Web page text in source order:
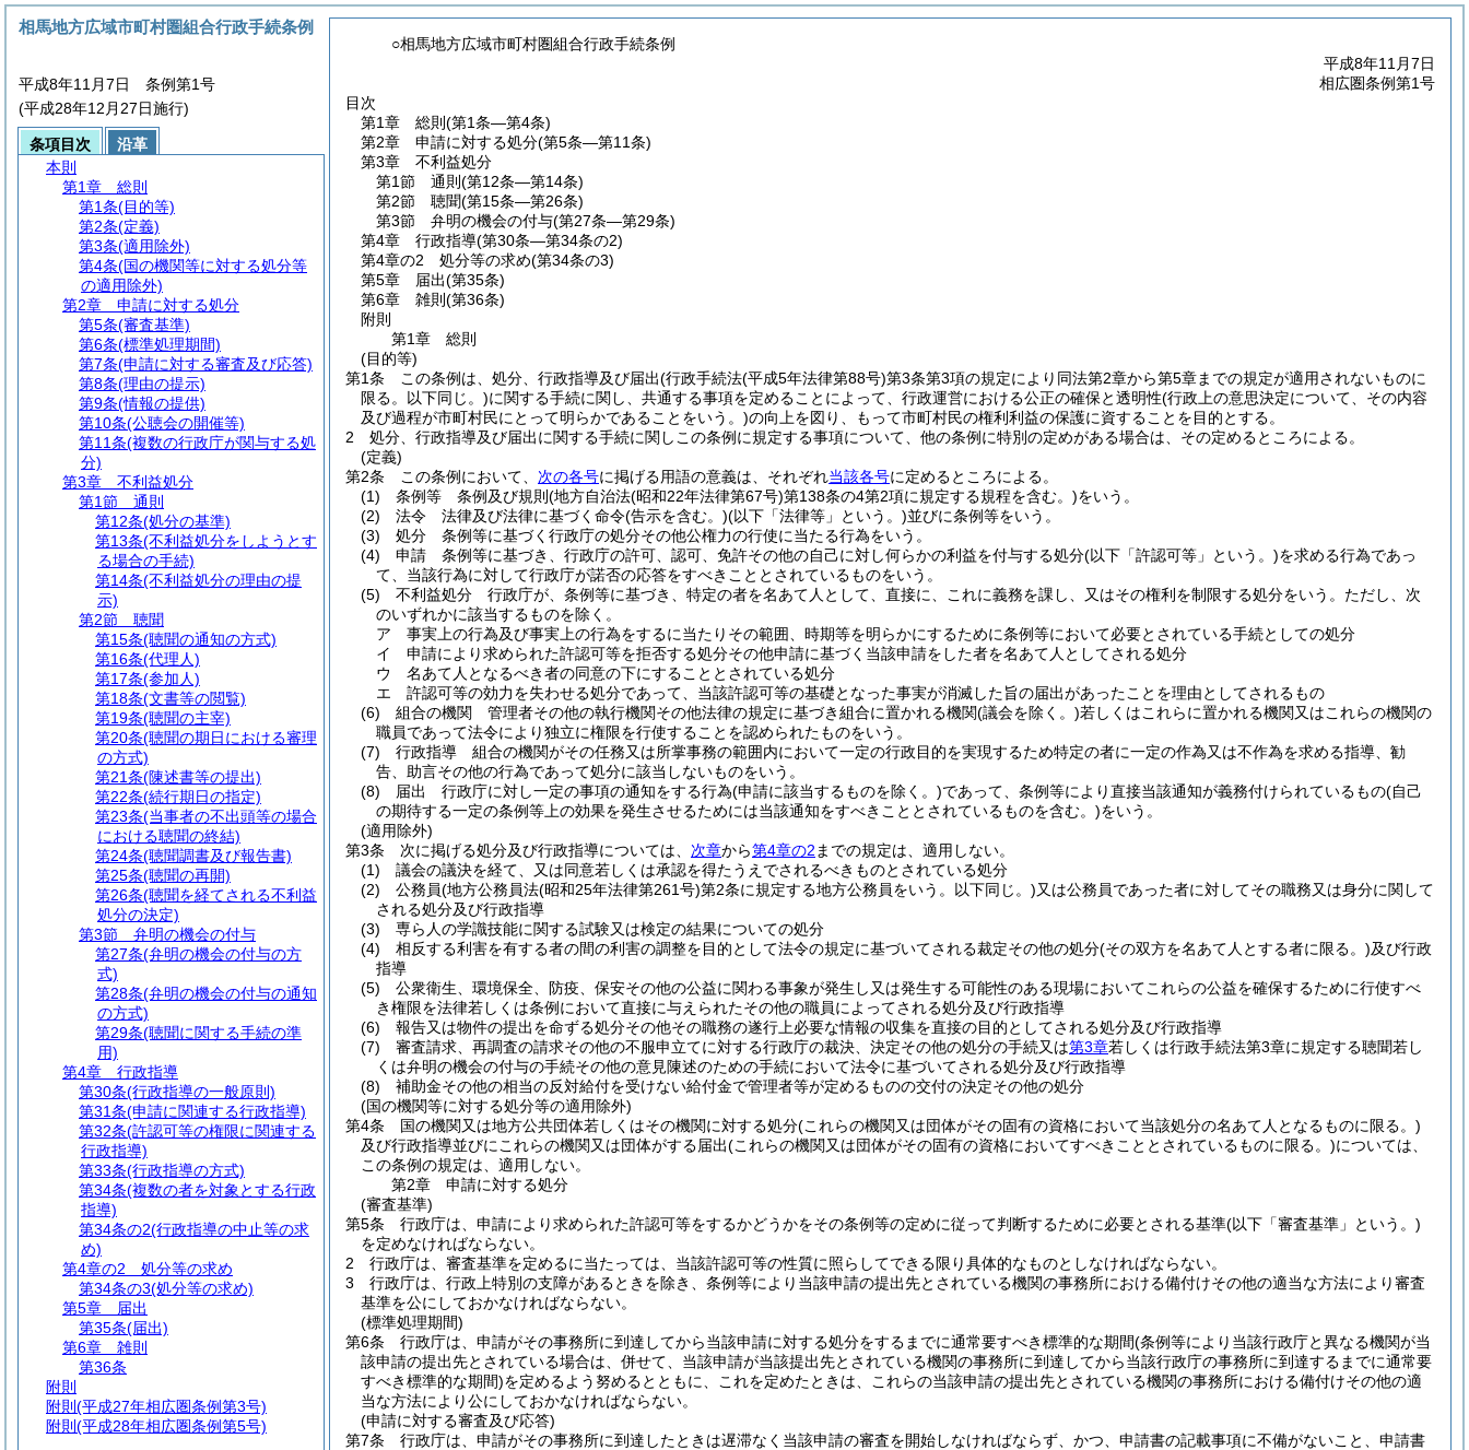
○相馬地方広域市町村圏組合行政手続条例
平成8年11月7日
相広圏条例第1号
目次
第1章
総則 (第1条―第4条)
第2章
申請に対する処分(第5条―第11条)
第3章
不利益処分
第1節
通則 (第12条―第14条)
第2節
聴聞(第15条―第26条)
第3節
弁明の機会の付与(第27条―第29条)
第4章
行政指導(第30条―第34条の2)
第4章の2
処分等の求め(第34条の3)
第5章
届出(第35条)
第6章
雑則 (第36条)
附則
第1章
総則
(目的等)
第1条
この条例は、処分、行政指導及び届出(行政手続法(平成5年法律第88号)第3条第3項の規定により同法第2章から第5章までの規定が適用されないものに
限る。以下同じ。)に関する手続に関し、共通する事項を定めることによって、行政運営における公正の確保と透明性(行政上の意思決定について、その内容
及び過程が市町村民にとって明らかであることをいう。)の向上を図り、もって市町村民の権利利益の保護に資することを目的とする。
2
処分、行政指導及び届出に関する手続に関しこの条例に規定する事項について、他の条例に特別の定めがある場合は、その定めるところによる。
(定義)
第2条
この条例において、 次の各号に掲げる用語の意義は、それぞれ当該各号に定めるところによる。
(1)
条例等 条例及び規則 (地方自治法(昭和22年法律第67号)第138条の4第2項に規定する規程を含む。)をいう。
(2)
法令 法律及び法律に基づく命令(告示を含む。)(以下「法律等」という。)並びに条例等をいう。
(3)
処分 条例等に基づく行政庁の処分その他公権力の行使に当たる行為をいう。
(4)
申請 条例等に基づき、行政庁の許可、認可、免許その他の自己に対し何らかの利益を付与する処分(以下「許認可等」という。)を求める行為であっ
て、当該行為に対して行政庁が諾否の応答をすべきこととされているものをいう。
(5)
不利益処分 行政庁が、条例等に基づき、特定の者を名あて人として、直接に、これに義務を課し、又はその権利を制限する処分をいう。 ただし、次
のいずれかに該当するものを除く。
ア
事実上の行為及び事実上の行為をするに当たりその範囲、時期等を明らかにするために条例等において必要とされている手続としての処分
イ
申請により求められた許認可等を拒否する処分その他申請に基づく当該申請をした者を名あて人としてされる処分
ウ
名あて人となるべき者の同意の下にすることとされている処分
エ
許認可等の効力を失わせる処分であって、当該許認可等の基礎となった事実が消滅した旨の届出があったことを理由としてされるもの
(6)
組合の機関 管理者その他の執行機関その他法律の規定に基づき組合に置かれる機関(議会を除く。)若しくはこれらに置かれる機関又はこれらの機関の
職員であって法令により独立に権限を行使することを認められたものをいう。
(7)
行政指導 組合の機関がその任務又は所掌事務の範囲内において一定の行政目的を実現するため特定の者に一定の作為又は不作為を求める指導、勧
告、助言その他の行為であって処分に該当しないものをいう。
(8)
届出 行政庁に対し一定の事項の通知をする行為(申請に該当するものを除く。)であって、条例等により直接当該通知が義務付けられているもの(自己
の期待する一定の条例等上の効果を発生させるためには当該通知をすべきこととされているものを含む。)をいう。
(適用除外)
第3条
次に掲げる処分及び行政指導については、 次章から第4章の2 までの規定は、適用しない。
(1)
議会の議決を経て、又は同意若しくは承認を得たうえでされるべきものとされている処分
(2)
公務員(地方公務員法(昭和25年法律第261号)第2条に規定する地方公務員をいう。以下同じ。)又は公務員であった者に対してその職務又は身分に関して
される処分及び行政指導
(3)
専ら人の学識技能に関する試験又は検定の結果についての処分
(4)
相反する利害を有する者の間の利害の調整を目的として法令の規定に基づいてされる裁定その他の処分(その双方を名あて人とする者に限る。)及び行政
指導
(5)
公衆衛生、環境保全、防疫、保安その他の公益に関わる事象が発生し又は発生する可能性のある現場においてこれらの公益を確保するために行使すべ
き権限を法律若しくは条例において直接に与えられたその他の職員によってされる処分及び行政指導
(6)
報告又は物件の提出を命ずる処分その他その職務の遂行上必要な情報の収集を直接の目的としてされる処分及び行政指導
(7)
審査請求、再調査の請求その他の不服申立てに対する行政庁の裁決、決定その他の処分の手続又は第3章若しくは行政手続法第3章に規定する聴聞若し
くは弁明の機会の付与の手続その他の意見陳述のための手続において法令に基づいてされる処分及び行政指導
(8)
補助金その他の相当の反対給付を受けない給付金で管理者等が定めるものの交付の決定その他の処分
(国の機関等に対する処分等の適用除外)
第4条
国の機関又は地方公共団体若しくはその機関に対する処分(これらの機関又は団体がその固有の資格において当該処分の名あて人となるものに限る。)
及び行政指導並びにこれらの機関又は団体がする届出(これらの機関又は団体がその固有の資格においてすべきこととされているものに限る。)については、
この条例の規定は、適用しない。
第2章
申請に対する処分
(審査基準)
第5条
行政庁は、申請により求められた許認可等をするかどうかをその条例等の定めに従って判断するために必要とされる基準(以下「審査基準」という。)
を定めなければならない。
2
行政庁は、審査基準を定めるに当たっては、当該許認可等の性質に照らしてできる限り具体的なものとしなければならない。
3
行政庁は、行政上特別の支障があるときを除き、条例等により当該申請の提出先とされている機関の事務所における備付けその他の適当な方法により審査
基準を公にしておかなければならない。
(標準処理期間)
第6条
行政庁は、申請がその事務所に到達してから当該申請に対する処分をするまでに通常要すべき標準的な期間(条例等により当該行政庁と異なる機関が当
該申請の提出先とされている場合は、併せて、当該申請が当該提出先とされている機関の事務所に到達してから当該行政庁の事務所に到達するまでに通常要
すべき標準的な期間)を定めるよう努めるとともに、これを定めたときは、これらの当該申請の提出先とされている機関の事務所における備付けその他の適
当な方法により公にしておかなければならない。
(申請に対する審査及び応答)
第7条
行政庁は、申請がその事務所に到達したときは遅滞なく当該申請の審査を開始しなければならず、かつ、申請書の記載事項に不備がないこと、申請書
相馬地方広域市町村圏組合行政手続条例
平成8年11月7日 条例第1号
(平成28年12月27日施行)
条項目次
沿革
本則
第1章
総則
第1条(目的等)
第2条(定義)
第3条(適用除外)
第4条(国の機関等に対する処分等
の適用除外)
第2章
申請に対する処分
第5条(審査基準)
第6条(標準処理期間)
第7条(申請に対する審査及び応答)
第8条(理由の提示)
第9条(情報の提供)
第10条(公聴会の開催等)
第11条(複数の行政庁が関与する処
分)
第3章
不利益処分
第1節
通則
第12条(処分の基準)
第13条(不利益処分をしようとす
る場合の手続)
第14条(不利益処分の理由の提
示)
第2節
聴聞
第15条(聴聞の通知の方式)
第16条(代理人)
第17条(参加人)
第18条(文書等の閲覧)
第19条(聴聞の主宰)
第20条(聴聞の期日における審理
の方式)
第21条(陳述書等の提出)
第22条(続行期日の指定)
第23条(当事者の不出頭等の場合
における聴聞の終結)
第24条(聴聞調書及び報告書)
第25条(聴聞の再開)
第26条(聴聞を経てされる不利益
処分の決定)
第3節
弁明の機会の付与
第27条(弁明の機会の付与の方
式)
第28条(弁明の機会の付与の通知
の方式)
第29条(聴聞に関する手続の準
用)
第4章
行政指導
第30条(行政指導の一般原則)
第31条(申請に関連する行政指導)
第32条(許認可等の権限に関連する
行政指導)
第33条(行政指導の方式)
第34条(複数の者を対象とする行政
指導)
第34条の2(行政指導の中止等の求
め)
第4章の2
処分等の求め
第34条の3(処分等の求め)
第5章
届出
第35条(届出)
第6章
雑則
第36条
附則
附則 (平成27年相広圏条例第3号)
附則 (平成28年相広圏条例第5号)